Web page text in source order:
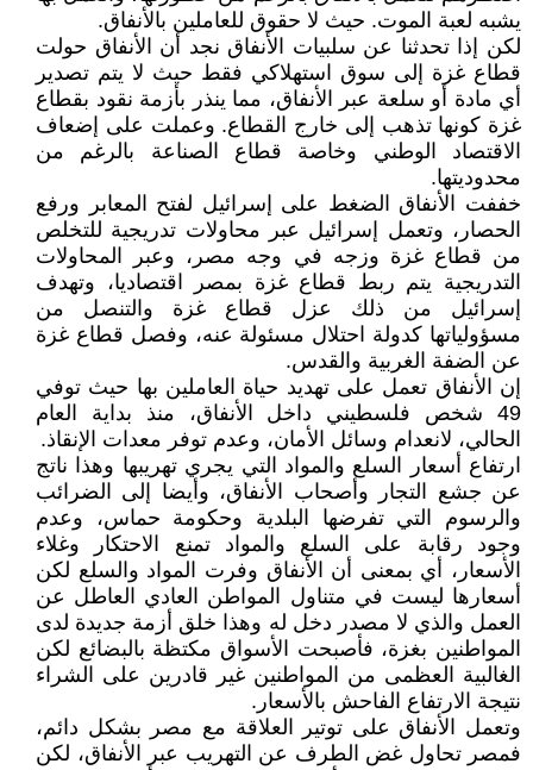
يشبه لعبة الموت. حيث لا حقوق للعاملين بالأنفاق.
لكن إذا تحدثنا عن سلبيات الأنفاق نجد أن الأنفاق حولت
قطاع غزة إلى سوق استهلاكي فقط حيث لا يتم تصدير
أي مادة أو سلعة عبر الأنفاق، مما ينذر بأزمة نقود بقطاع
غزة كونها تذهب إلى خارج القطاع. وعملت على إضعاف
الاقتصاد الوطني وخاصة قطاع الصناعة بالرغم من
محدوديتها.
خففت الأنفاق الضغط على إسرائيل لفتح المعابر ورفع
الحصار، وتعمل إسرائيل عبر محاولات تدريجية للتخلص
من قطاع غزة وزجه في وجه مصر، وعبر المحاولات
التدريجية يتم ربط قطاع غزة بمصر اقتصاديا، وتهدف
إسرائيل من ذلك عزل قطاع غزة والتنصل من
مسؤولياتها كدولة احتلال مسئولة عنه، وفصل قطاع غزة
عن الضفة الغربية والقدس.
إن الأنفاق تعمل على تهديد حياة العاملين بها حيث توفي
49 شخص فلسطيني داخل الأنفاق، منذ بداية العام
الحالي، لانعدام وسائل الأمان، وعدم توفر معدات الإنقاذ.
ارتفاع أسعار السلع والمواد التي يجري تهريبها وهذا ناتج
عن جشع التجار وأصحاب الأنفاق، وأيضا إلى الضرائب
والرسوم التي تفرضها البلدية وحكومة حماس، وعدم
وجود رقابة على السلع والمواد تمنع الاحتكار وغلاء
الأسعار، أي بمعنى أن الأنفاق وفرت المواد والسلع لكن
أسعارها ليست في متناول المواطن العادي العاطل عن
العمل والذي لا مصدر دخل له وهذا خلق أزمة جديدة لدى
المواطنين بغزة، فأصبحت الأسواق مكتظة بالبضائع لكن
الغالبية العظمى من المواطنين غير قادرين على الشراء
نتيجة الارتفاع الفاحش بالأسعار.
وتعمل الأنفاق على توتير العلاقة مع مصر بشكل دائم،
فمصر تحاول غض الطرف عن التهريب عبر الأنفاق، لكن